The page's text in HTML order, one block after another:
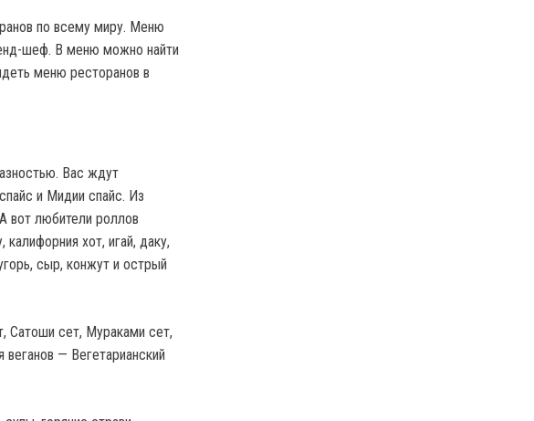
по всему миру. Меню
шеф. В меню можно найти
меню ресторанов в
Вас ждут
и Мидии спайс. Из
вот любители роллов
хот, игай, даку,
сыр, конжут и острый
Сатоши сет, Мураками сет,
— Вегетарианский